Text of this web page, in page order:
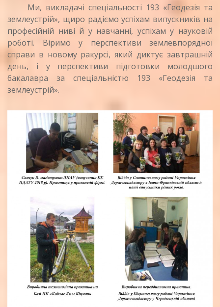
Ми, викладачі спеціальності 193 «Геодезія та
землеустрій», щиро радіємо успіхам випускників на
професійній ниві й у навчанні, успіхам у науковій
роботі. Віримо у перспективи землевпорядної
справи в новому ракурсі, який диктує завтрашній
день, і у перспективи підготовки молодшого
бакалавра за спеціальністю 193 «Геодезія та
землеустрій».